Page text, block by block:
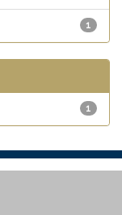
1
1